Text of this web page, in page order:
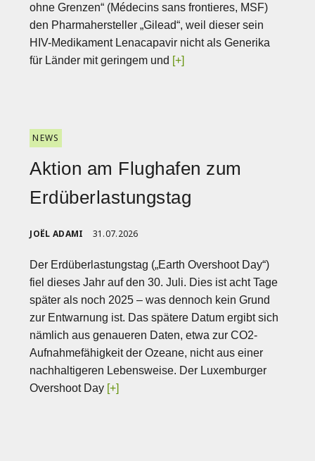
ohne Grenzen“ (Médecins sans frontieres, MSF)
den Pharmahersteller „Gilead“, weil dieser sein
HIV-Medikament Lenacapavir nicht als Generika
für Länder mit geringem und [+]
NEWS
Aktion am Flughafen zum
Erdüberlastungstag
JOËL ADAMI 31.07.2026
Der Erdüberlastungstag („Earth Overshoot Day“)
fiel dieses Jahr auf den 30. Juli. Dies ist acht Tage
später als noch 2025 – was dennoch kein Grund
zur Entwarnung ist. Das spätere Datum ergibt sich
nämlich aus genaueren Daten, etwa zur CO2-
Aufnahmefähigkeit der Ozeane, nicht aus einer
nachhaltigeren Lebensweise. Der Luxemburger
Overshoot Day [+]